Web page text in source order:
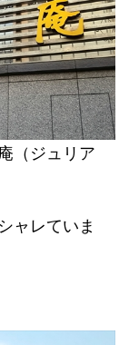
（ジュリア
ャレていま